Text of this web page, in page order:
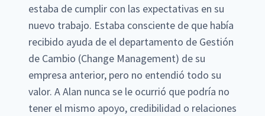
estaba de cumplir con las expectativas en su
nuevo trabajo. Estaba consciente de que había
recibido ayuda de el departamento de Gestión
de Cambio (Change Management) de su
empresa anterior, pero no entendió todo su
valor. A Alan nunca se le ocurrió que podría no
tener el mismo apoyo, credibilidad o relaciones